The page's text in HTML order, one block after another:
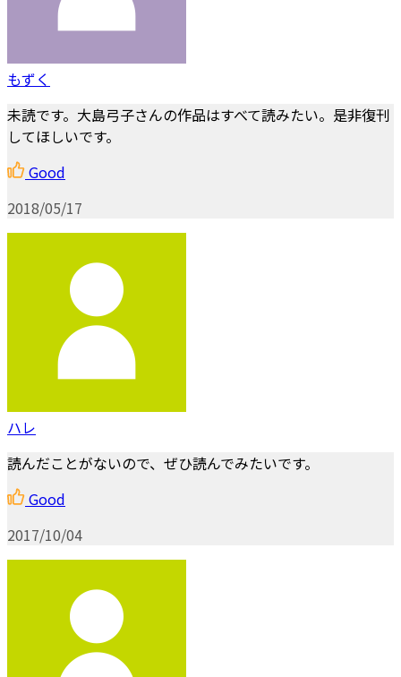
もずく
未読です。大島弓子さんの作品はすべて読みたい。是非復刊
してほしいです。
Good
2018/05/17
ハレ
読んだことがないので、ぜひ読んでみたいです。
Good
2017/10/04